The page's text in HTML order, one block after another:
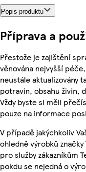
Popis produktu
Příprava a
Přestože je zajištění
věnována nejvyšší
neustále aktualizovány
potravin, obsahu živin,
Vždy byste si měli
pouze na informace
V případě jakýchkoliv
ohledně výrobků
pro služby zákazníkům
pokdu se nejedná o